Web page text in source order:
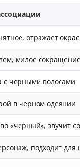
отражает окрас
милое
с черными волосами
в черном одеянии
«черный», звучит
подходит для